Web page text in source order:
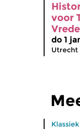
voor
do 1
Utrecht
Klassiek